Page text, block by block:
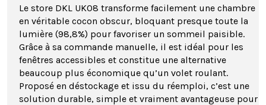
Le store DKL UK08 transforme facilement une chambre
en véritable cocon obscur, bloquant presque toute la
lumière (98,8%) pour favoriser un sommeil paisible.
Grâce à sa commande manuelle, il est idéal pour les
fenêtres accessibles et constitue une alternative
beaucoup plus économique qu’un volet roulant.
Proposé en déstockage et issu du réemploi, c’est une
solution durable, simple et vraiment avantageuse pour